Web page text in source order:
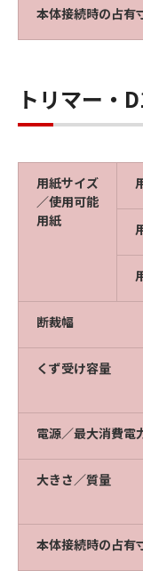
本体接続時の占有
トリマー・
用紙サイズ
／使用可能
用紙
断裁幅
くず受け容量
電源／最大消費電
大きさ／質量
本体接続時の占有